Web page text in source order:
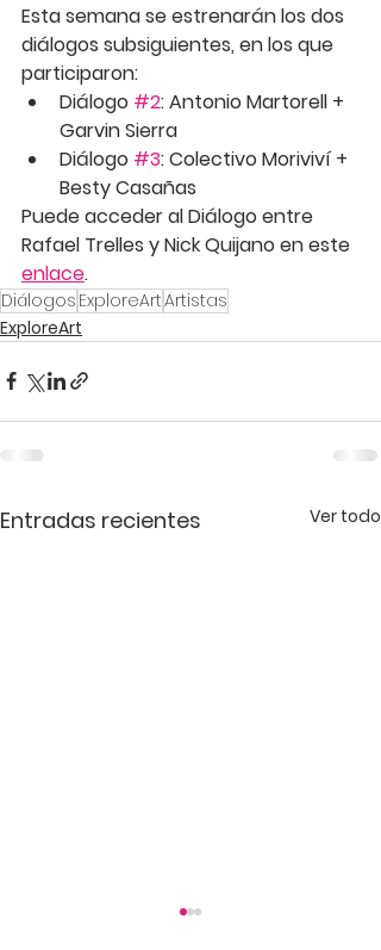
Esta semana se estrenarán los dos
diálogos subsiguientes, en los que
participaron:
Diálogo #2: Antonio Martorell +
Garvin Sierra
Diálogo #3: Colectivo Moriviví +
Besty Casañas
Puede acceder al Diálogo entre
Rafael Trelles y Nick Quijano en este
enlace.
Diálogos ExploreArtArtistas
ExploreArt
Entradas recientes Ver todo